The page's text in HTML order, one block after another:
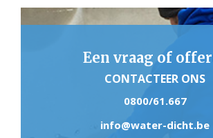
Een vraag of
CONTACTEER ONS
0800/61.667
info@water-dicht.be